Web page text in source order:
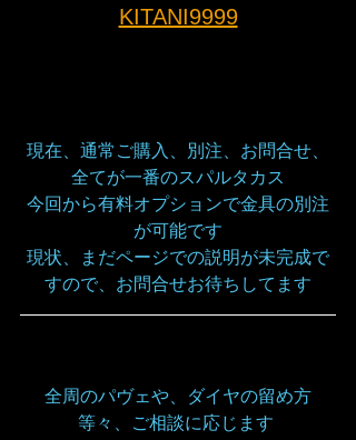
KITANI9999
現在、通常ご購入、別注、お問合せ、
全てが一番のスパルタカス
今回から有料オプションで金具の別注
が可能です
現状、まだページでの説明が未完成で
すので、お問合せお待ちしてます
全周のパヴェや、ダイヤの留め方
等々、ご相談に応じます